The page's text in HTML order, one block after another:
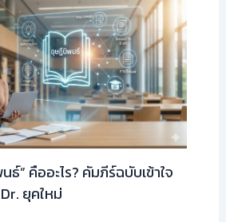
ธ์” คืออะไร? คัมภีร์ฉบับเข้าใจ
ยุคใหม่